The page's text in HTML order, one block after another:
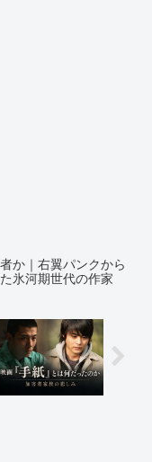
か｜右翼パンクから
氷河期世代の作家